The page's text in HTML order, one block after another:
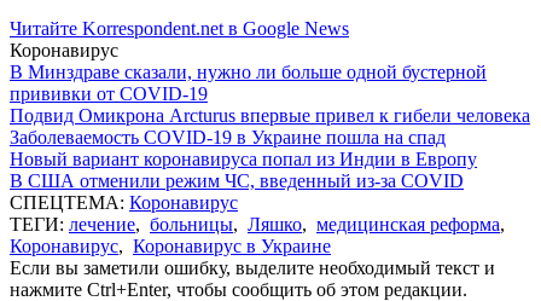
Читайте Korrespondent.net в Google News
Коронавирус
В Минздраве сказали, нужно ли больше одной бустерной
прививки от COVID-19
Подвид Омикрона Arcturus впервые привел к гибели человека
Заболеваемость COVID-19 в Украине пошла на спад
Новый вариант коронавируса попал из Индии в Европу
В США отменили режим ЧС, введенный из-за COVID
СПЕЦТЕМА: Коронавирус
ТЕГИ: лечение, больницы, Ляшко, медицинская реформа,
Коронавирус, Коронавирус в Украине
Если вы заметили ошибку, выделите необходимый текст и
нажмите Ctrl+Enter, чтобы сообщить об этом редакции.